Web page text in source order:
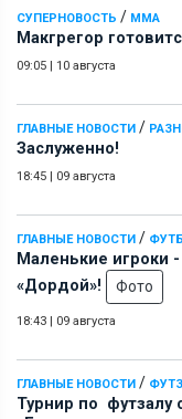
СУПЕРНОВОСТЬ / ММА
Макгрегор
09:05 | 10 августа
ГЛАВНЫЕ НОВОСТИ /
Заслуженно!
18:45 | 09 августа
ГЛАВНЫЕ НОВОСТИ /
Маленькие игроки
«Дордой»!
Фото
18:43 | 09 августа
ГЛАВНЫЕ НОВОСТИ /
Турнир по